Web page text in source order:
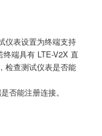
仪表设置为终端支持
端具有 LTE-V2X 直
检查测试仪表是否能
否能注册连接。